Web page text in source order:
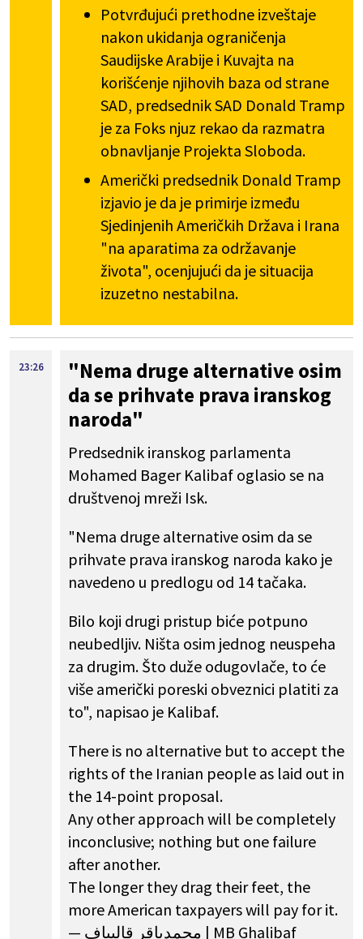
Potvrđujući prethodne izveštaje
nakon ukidanja ograničenja
Saudijske Arabije i Kuvajta na
korišćenje njihovih baza od strane
SAD, predsednik SAD Donald Tramp
je za Foks njuz rekao da razmatra
obnavljanje Projekta Sloboda.
Američki predsednik Donald Tramp
izjavio je da je primirje između
Sjedinjenih Američkih Država i Irana
"na aparatima za održavanje
života", ocenjujući da je situacija
izuzetno nestabilna.
23:26
"Nema druge alternative osim
da se prihvate prava iranskog
naroda"
Predsednik iranskog parlamenta
Mohamed Bager Kalibaf oglasio se na
društvenoj mreži Isk.
"Nema druge alternative osim da se
prihvate prava iranskog naroda kako je
navedeno u predlogu od 14 tačaka.
Bilo koji drugi pristup biće potpuno
neubedljiv. Ništa osim jednog neuspeha
za drugim. Što duže odugovlače, to će
više američki poreski obveznici platiti za
to", napisao je Kalibaf.
There is no alternative but to accept the
rights of the Iranian people as laid out in
the 14-point proposal.
Any other approach will be completely
inconclusive; nothing but one failure
after another.
The longer they drag their feet, the
more American taxpayers will pay for it.
— محمدباقر قالیباف | MB Ghalibaf